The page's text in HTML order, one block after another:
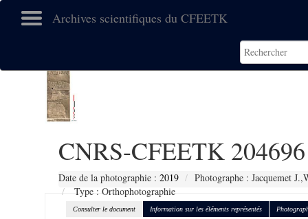
Archives scientifiques du CFEETK
CNRS-CFEETK 204696
Date de la photographie : 2019
Photographe : Jacquemet
Type : Orthophotographie
Consulter le document Information sur les éléments représentés